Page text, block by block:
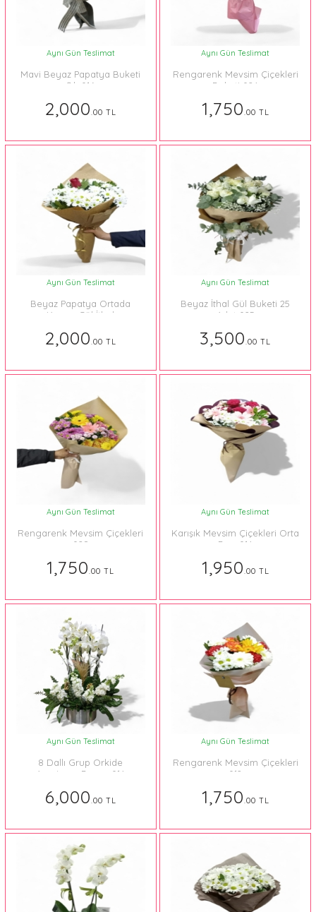
Aynı Gün Teslimat
Mavi Beyaz Papatya Buketi
Şık 016
2,000.00 TL
Aynı Gün Teslimat
Rengarenk Mevsim Çiçekleri
Buketi 024
1,750.00 TL
Aynı Gün Teslimat
Beyaz Papatya Ortada
Kırmızı Gül İthal
2,000.00 TL
Aynı Gün Teslimat
Beyaz İthal Gül Buketi 25
Adet 025
3,500.00 TL
Aynı Gün Teslimat
Rengarenk Mevsim Çiçekleri
028
1,750.00 TL
Aynı Gün Teslimat
Karışık Mevsim Çiçekleri Orta
Boy 014
1,950.00 TL
Aynı Gün Teslimat
8 Dallı Grup Orkide
Aranjman Beyaz 014
6,000.00 TL
Aynı Gün Teslimat
Rengarenk Mevsim Çiçekleri
012
1,750.00 TL